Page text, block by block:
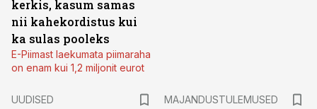
kerkis, kasum samas
nii kahekordistus kui
ka sulas pooleks
E-Piimast laekumata piimaraha
on enam kui 1,2 miljonit eurot
UUDISED
MAJANDUSTULEMUSED